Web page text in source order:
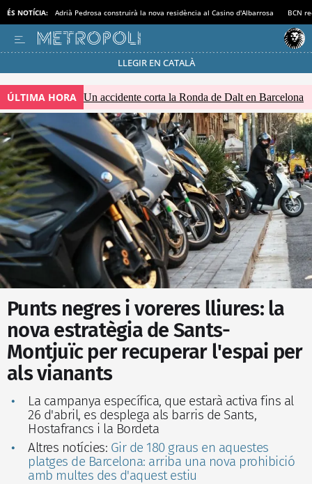
ÉS NOTÍCIA: Adrià Pedrosa construirà la nova residència al Casino d'Albarrosa BCN
LLEGIR EN CATALÀ
Passa’t al mode estalvi
ÚLTIMA HORA Un accidente corta la Ronda de Dalt en Barcelona
Punts negres i voreres lliures: la
nova estratègia de Sants-
Montjuïc per recuperar l'espai per
als vianants
La campanya específica, que estarà activa fins al
26 d'abril, es desplega als barris de Sants,
Hostafrancs i la Bordeta
Altres notícies: Gir de 180 graus en aquestes
platges de Barcelona: arriba una nova prohibició
amb multes des d'aquest estiu